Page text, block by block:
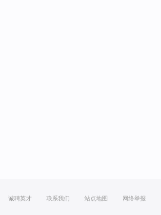
诚聘英才 联系我们 站点地图 网络举报